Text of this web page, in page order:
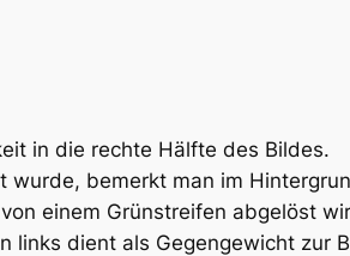
in die rechte Hälfte des Bildes.
wurde, bemerkt man im
einem Grünstreifen abgelöst
links dient als Gegengewicht zur